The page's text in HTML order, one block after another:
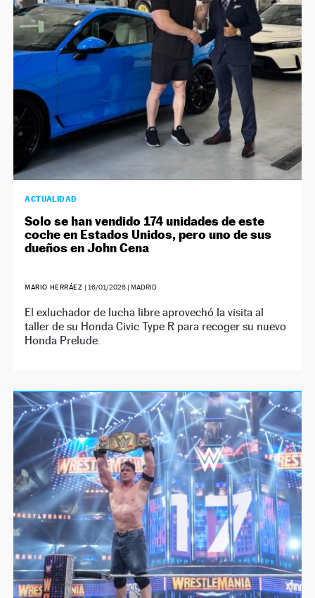
NEWSLETTER
ACTUALIDAD
Solo se han vendido 174 unidades de este
coche en Estados Unidos, pero uno de sus
dueños en John Cena
MARIO HERRÁEZ | 16/01/2026| MADRID
El exluchador de lucha libre aprovechó la visita al
taller de su Honda Civic Type R para recoger su nuevo
Honda Prelude.